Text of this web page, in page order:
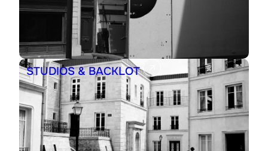
STUDIOS & BACKLOT